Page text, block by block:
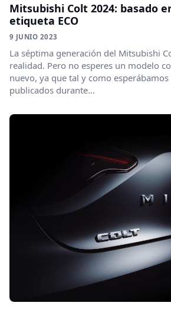
Mitsubishi Colt 2024: basado
etiqueta ECO
9 JUNIO 2023
La séptima generación del Mitsubishi
realidad. Pero no esperes un modelo
nuevo, ya que tal y como
publicados durante...